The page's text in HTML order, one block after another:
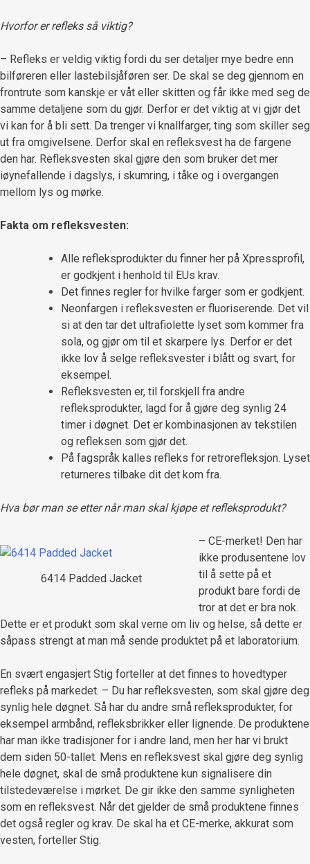
Hvorfor er refleks så viktig?
– Refleks er veldig viktig fordi du ser detaljer mye bedre enn
bilføreren eller lastebilsjåføren ser. De skal se deg gjennom en
frontrute som kanskje er våt eller skitten og får ikke med seg de
samme detaljene som du gjør. Derfor er det viktig at vi gjør det
vi kan for å bli sett. Da trenger vi knallfarger, ting som skiller seg
ut fra omgivelsene. Derfor skal en refleksvest ha de fargene
den har. Refleksvesten skal gjøre den som bruker det mer
iøynefallende i dagslys, i skumring, i tåke og i overgangen
mellom lys og mørke.
Fakta om refleksvesten:
Alle refleksprodukter du finner her på Xpressprofil,
er godkjent i henhold til EUs krav.
Det finnes regler for hvilke farger som er godkjent.
Neonfargen i refleksvesten er fluoriserende. Det vil
si at den tar det ultrafiolette lyset som kommer fra
sola, og gjør om til et skarpere lys. Derfor er det
ikke lov å selge refleksvester i blått og svart, for
eksempel.
Refleksvesten er, til forskjell fra andre
refleksprodukter, lagd for å gjøre deg synlig 24
timer i døgnet. Det er kombinasjonen av tekstilen
og refleksen som gjør det.
På fagspråk kalles refleks for retrorefleksjon. Lyset
returneres tilbake dit det kom fra.
Hva bør man se etter når man skal kjøpe et refleksprodukt?
6414 Padded Jacket
– CE-merket! Den har
ikke produsentene lov
til å sette på et
produkt bare fordi de
tror at det er bra nok.
Dette er et produkt som skal verne om liv og helse, så dette er
såpass strengt at man må sende produktet på et laboratorium.
En svært engasjert Stig forteller at det finnes to hovedtyper
refleks på markedet. – Du har refleksvesten, som skal gjøre deg
synlig hele døgnet. Så har du andre små refleksprodukter, for
eksempel armbånd, refleksbrikker eller lignende. De produktene
har man ikke tradisjoner for i andre land, men her har vi brukt
dem siden 50-tallet. Mens en refleksvest skal gjøre deg synlig
hele døgnet, skal de små produktene kun signalisere din
tilstedeværelse i mørket. De gir ikke den samme synligheten
som en refleksvest. Når det gjelder de små produktene finnes
det også regler og krav. De skal ha et CE-merke, akkurat som
vesten, forteller Stig.